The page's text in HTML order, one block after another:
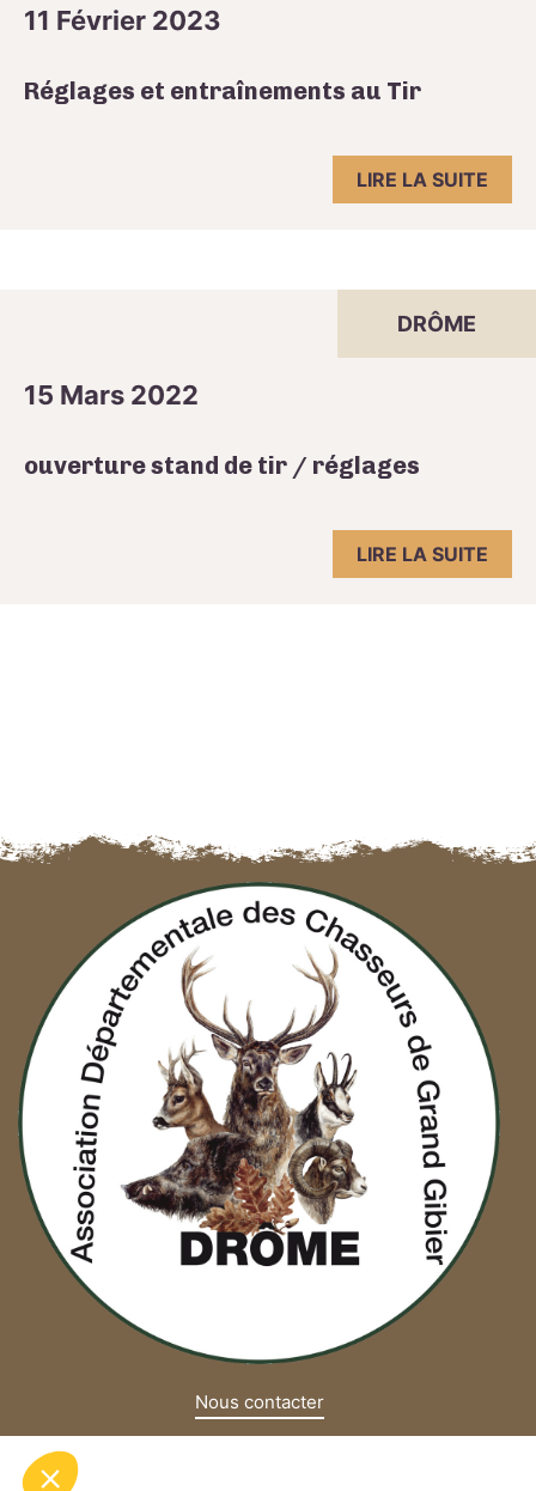
11 Février 2023
Réglages et entraînements au Tir
LIRE LA SUITE
DRÔME
15 Mars 2022
ouverture stand de tir / réglages
LIRE LA SUITE
Nous contacter